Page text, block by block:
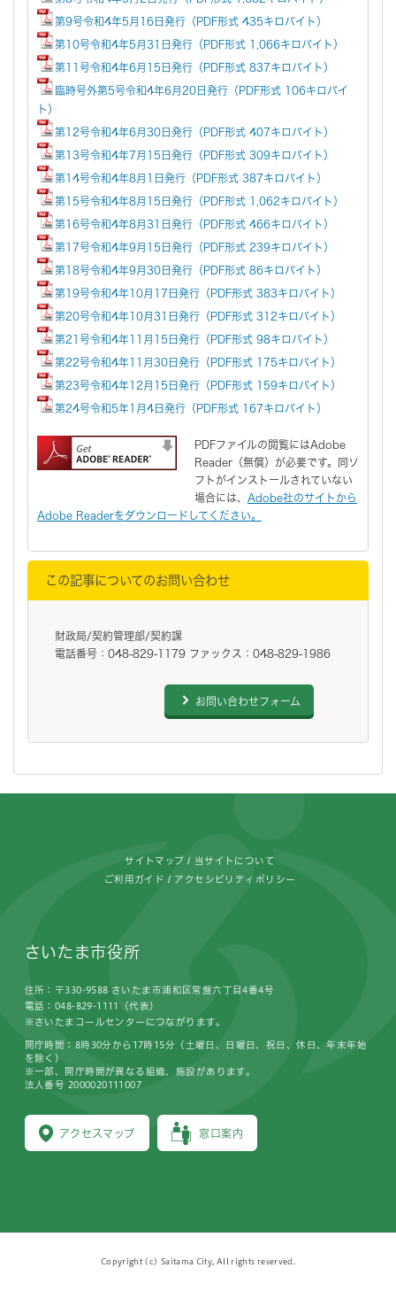
第9号令和4年5月16日発行（PDF形式 435キロバイト）
第10号令和4年5月31日発行（PDF形式 1,066キロバイト）
第11号令和4年6月15日発行（PDF形式 837キロバイト）
臨時号外第5号令和4年6月20日発行（PDF形式 106キロバイ
ト）
第12号令和4年6月30日発行（PDF形式 407キロバイト）
第13号令和4年7月15日発行（PDF形式 309キロバイト）
第14号令和4年8月1日発行（PDF形式 387キロバイト）
第15号令和4年8月15日発行（PDF形式 1,062キロバイト）
第16号令和4年8月31日発行（PDF形式 466キロバイト）
第17号令和4年9月15日発行（PDF形式 239キロバイト）
第18号令和4年9月30日発行（PDF形式 86キロバイト）
第19号令和4年10月17日発行（PDF形式 383キロバイト）
第20号令和4年10月31日発行（PDF形式 312キロバイト）
第21号令和4年11月15日発行（PDF形式 98キロバイト）
第22号令和4年11月30日発行（PDF形式 175キロバイト）
第23号令和4年12月15日発行（PDF形式 159キロバイト）
第24号令和5年1月4日発行（PDF形式 167キロバイト）
PDFファイルの閲覧にはAdobe
Reader（無償）が必要です。同ソ
フトがインストールされていない
場合には、 Adobe社のサイトから
Adobe Readerをダウンロードしてください。
この記事についてのお問い合わせ
財政局/契約管理部/契約課
電話番号：048-829-1179 ファックス：048-829-1986
お問い合わせフォーム
サイトマップ 当サイトについて
ご利用ガイド アクセシビリティポリシー
さいたま市役所
住所：〒330-9588 さいたま市浦和区常盤六丁目4番4号
電話：048-829-1111（代表）
※さいたまコールセンターにつながります。
アクセスマップ 窓口案内
開庁時間：8時30分から17時15分（土曜日、日曜日、祝日、休日、年末年始
を除く）
※一部、開庁時間が異なる組織、施設があります。
法人番号 2000020111007
Copyright (c) Saitama City, All rights reserved.